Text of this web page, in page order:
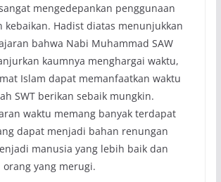
mengedepankan penggunaan
kebaikan. Hadist diatas menunjukkan
bahwa Nabi Muhammad SAW
kaumnya menghargai waktu,
Islam dapat memanfaatkan waktu
SWT berikan sebaik mungkin.
waktu memang banyak terdapat
dapat menjadi bahan renungan
manusia yang lebih baik dan
yang merugi.